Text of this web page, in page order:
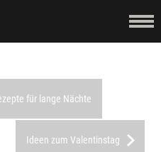
für lange Nächte
Ideen zum Valentinstag